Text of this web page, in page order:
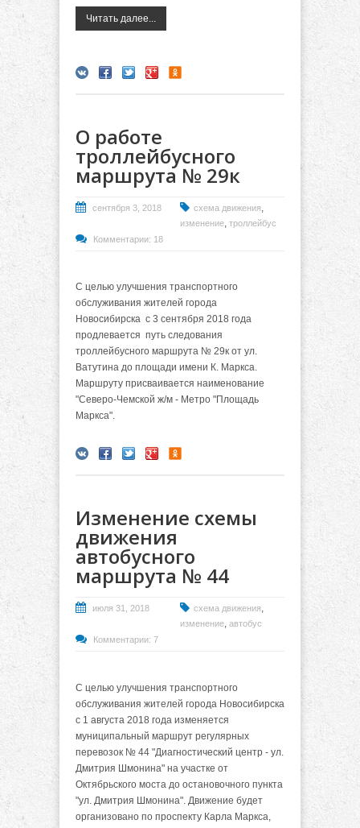
Читать далее...
О работе
троллейбусного
маршрута № 29к
сентября 3, 2018 схема движения
изменение троллейбус
Комментарии: 18
С целью улучшения транспортного
обслуживания жителей города
Новосибирска с 3 сентября 2018 года
продлевается путь следования
троллейбусного маршрута № 29к от ул.
Ватутина до площади имени К. Маркса.
Маршруту присваивается наименование
"Северо-Чемской ж/м - Метро "Площадь
Маркса".
Изменение схемы
движения
автобусного
маршрута № 44
июля 31, 2018 схема движения,
изменение, автобус
Комментарии: 7
С целью улучшения транспортного
обслуживания жителей города Новосибирска
с 1 августа 2018 года изменяется
муниципальный маршрут регулярных
перевозок № 44 "Диагностический центр - ул.
Дмитрия Шмонина" на участке от
Октябрьского моста до остановочного пункта
"ул. Дмитрия Шмонина". Движение будет
организовано по проспекту Карла Маркса,